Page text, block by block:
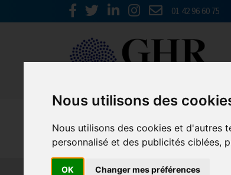
Nous utilisons des
Nous utilisons des cookies et d'autres
personnalisé et des publicités ciblées,
OK Changer mes préférences
01 42 96 60 75
Spécial
Activité partielle Social Banques